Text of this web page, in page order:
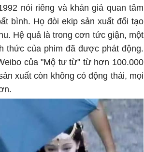
nói riêng và khán giả quan tâm
bình. Họ đòi ekip sản xuất đổi tạo
Hệ quả là trong cơn tức giận, một
thức của phim đã được phát động.
của "Mộ tư từ" từ hơn 100.000
xuất còn không có động thái, mọi